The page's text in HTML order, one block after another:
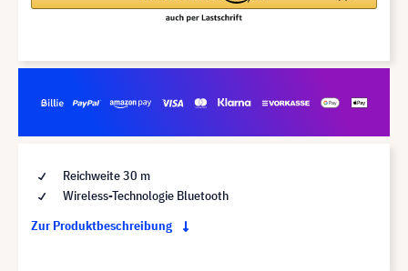
Reichweite 30 m
Wireless-Technologie Bluetooth
Zur Produktbeschreibung